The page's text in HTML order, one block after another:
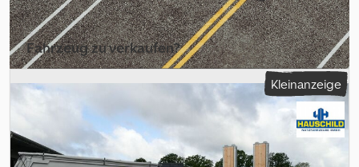
Fahrzeug zu verkaufen?
Inserat erstellen Kleinanzeige